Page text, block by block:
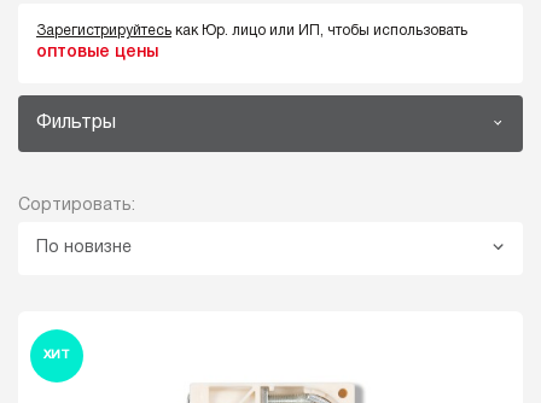
Зарегистрируйтесь как Юр. лицо или ИП, чтобы использовать
оптовые цены
Фильтры
Сортировать:
По новизне
ХИТ